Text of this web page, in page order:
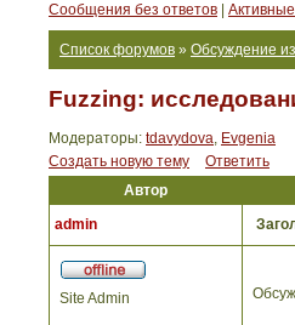
Сообщения без ответов
Список форумов » Обсуждение
Fuzzing:
Модераторы: tdavydova, Evgenia
Создать новую тему
Ответить
Автор
admin
Site Admin